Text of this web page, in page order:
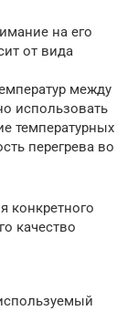
на его
от вида
между
использовать
температурных
перегрева во
конкретного
качество